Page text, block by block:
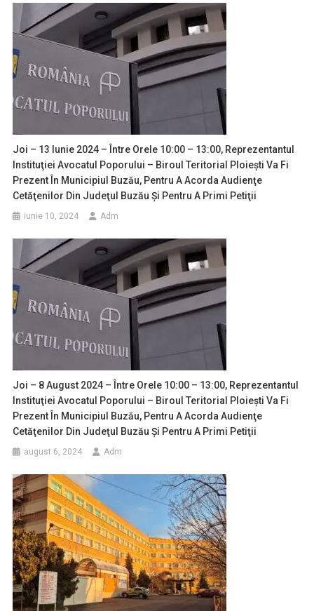
Joi – 13 Iunie 2024 – Între Orele 10:00 – 13:00, Reprezentantul
Instituţiei Avocatul Poporului – Biroul Teritorial Ploieşti Va Fi
Prezent În Municipiul Buzău, Pentru A Acorda Audienţe
Cetăţenilor Din Judeţul Buzău Şi Pentru A Primi Petiţii
iunie 10, 2024 Adm
Joi – 8 August 2024 – Între Orele 10:00 – 13:00, Reprezentantul
Instituţiei Avocatul Poporului – Biroul Teritorial Ploieşti Va Fi
Prezent În Municipiul Buzău, Pentru A Acorda Audienţe
Cetăţenilor Din Judeţul Buzău Şi Pentru A Primi Petiţii
august 6, 2024 Adm